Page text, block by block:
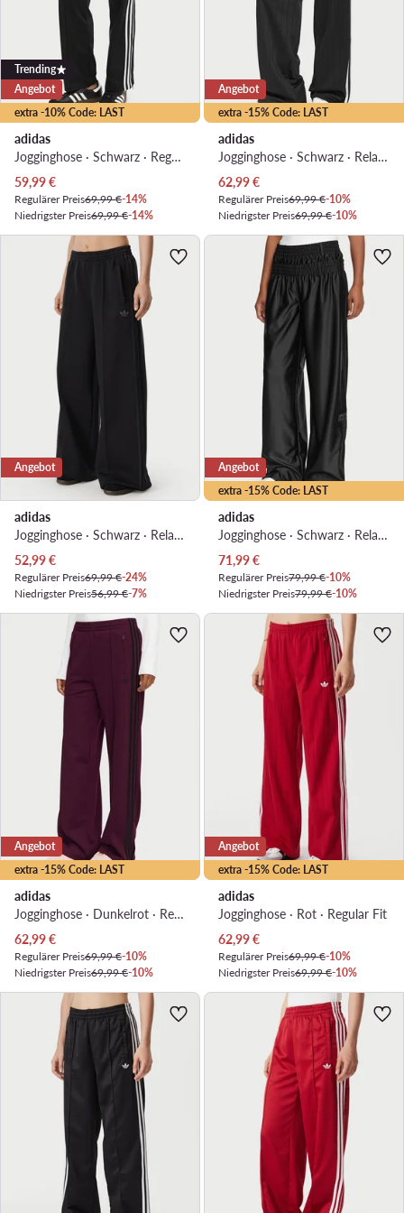
extra -10% Code: LAST
Trending
Angebot
adidas
Jogginghose · Schwarz · Regular Fit
Aktueller Preis
59,99€
Regulärer Preis69,99 €-14%
Niedrigster Preis69,99 €-14%
extra -15% Code: LAST
Angebot
adidas
Jogginghose · Schwarz · Relaxed Fit
Aktueller Preis
62,99€
Regulärer Preis69,99 €-10%
Niedrigster Preis69,99 €-10%
Angebot
adidas
Jogginghose · Schwarz · Relaxed Fit
Aktueller Preis
52,99€
Regulärer Preis69,99 €-24%
Niedrigster Preis56,99 €-7%
extra -15% Code: LAST
Angebot
adidas
Jogginghose · Schwarz · Relaxed Fit
Aktueller Preis
71,99€
Regulärer Preis79,99 €-10%
Niedrigster Preis79,99 €-10%
extra -15% Code: LAST
Angebot
adidas
Jogginghose · Dunkelrot · Relaxed Fit
Aktueller Preis
62,99€
Regulärer Preis69,99 €-10%
Niedrigster Preis69,99 €-10%
extra -15% Code: LAST
Angebot
adidas
Jogginghose · Rot · Regular Fit
Aktueller Preis
62,99€
Regulärer Preis69,99 €-10%
Niedrigster Preis69,99 €-10%